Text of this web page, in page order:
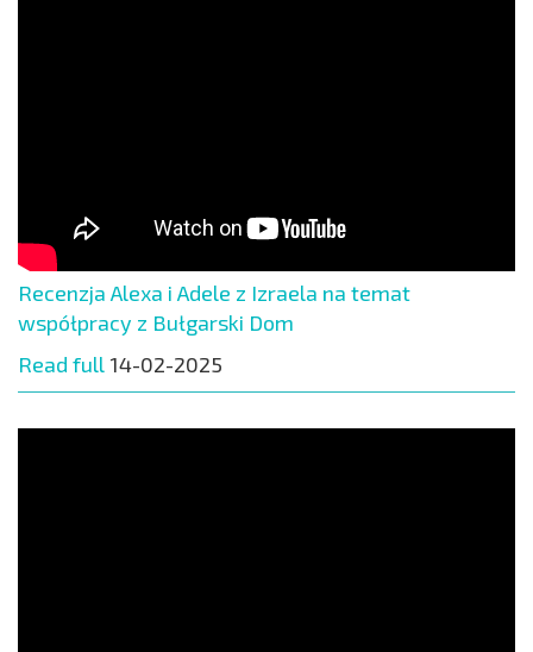
Recenzja Alexa i Adele z Izraela na temat
współpracy z Bułgarski Dom
Read full 14-02-2025